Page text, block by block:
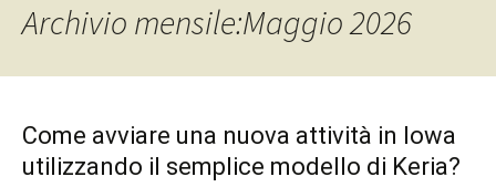
Archivio mensile:Maggio 2026
Come avviare una nuova attività in Iowa
utilizzando il semplice modello di Keria?